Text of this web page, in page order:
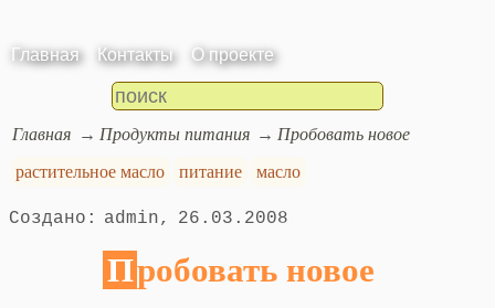
Главная Контакты О проекте
Главная Продукты питания
Пробовать новое
растительное масло
питание масло
admin 26.03.2008
Пробовать новое